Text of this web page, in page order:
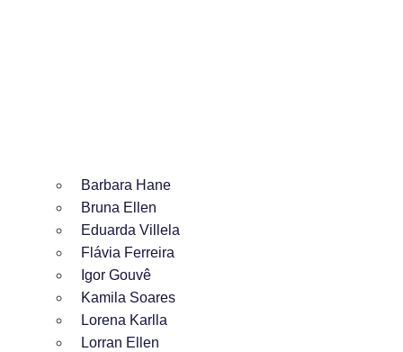
Barbara Hane
Bruna Ellen
Eduarda Villela
Flávia Ferreira
Igor Gouvê
Kamila Soares
Lorena Karlla
Lorran Ellen